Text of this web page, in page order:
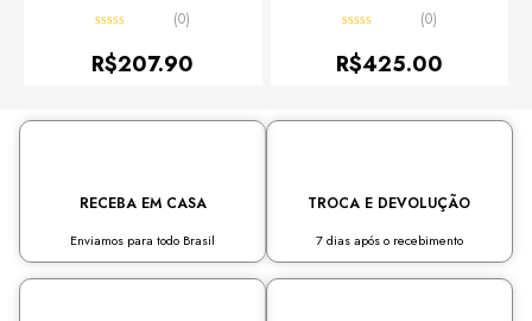
0
de
(0)
R$207.90
0
de
(0)
R$425.00
RECEBA EM CASA
Enviamos para todo Brasil
TROCA E DEVOLUÇÃO
7 dias após o recebimento